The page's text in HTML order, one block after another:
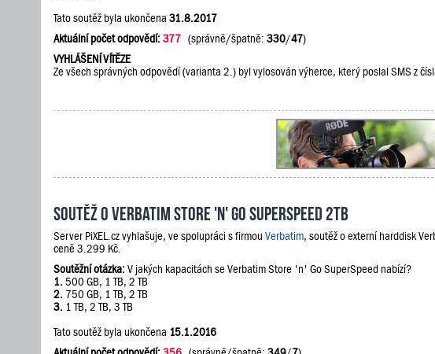
Tato soutěž byla ukončena 31.8.2017
Aktuální počet odpovědí:377 (správně/špatně: 330/47)
VYHLÁŠENÍ VÍTĚZE
Ze všech správných odpovědí (varianta 2.) byl vylosován výherce, který poslal SMS z
Soutěž o Verbatim Store 'n' Go SuperSpeed 2TB
Server PiXEL.cz vyhlašuje, ve spolupráci s firmou Verbatim, soutěž o externí harddisk
ceně 3.299 Kč.
Soutěžní otázka:V jakých kapacitách se Verbatim Store 'n' Go SuperSpeed nabízí?
1. 500 GB, 1 TB, 2 TB
2. 750 GB, 1 TB, 2 TB
3. 1 TB, 2 TB, 3 TB
Tato soutěž byla ukončena 15.1.2016